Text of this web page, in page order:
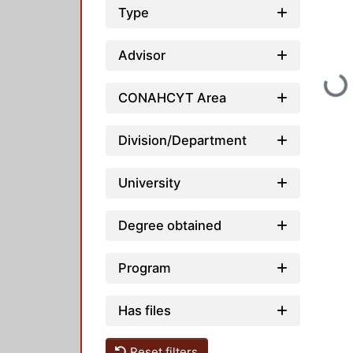
Type
Advisor
CONAHCYT Area
Division/Department
University
Degree obtained
Program
Has files
Loading...